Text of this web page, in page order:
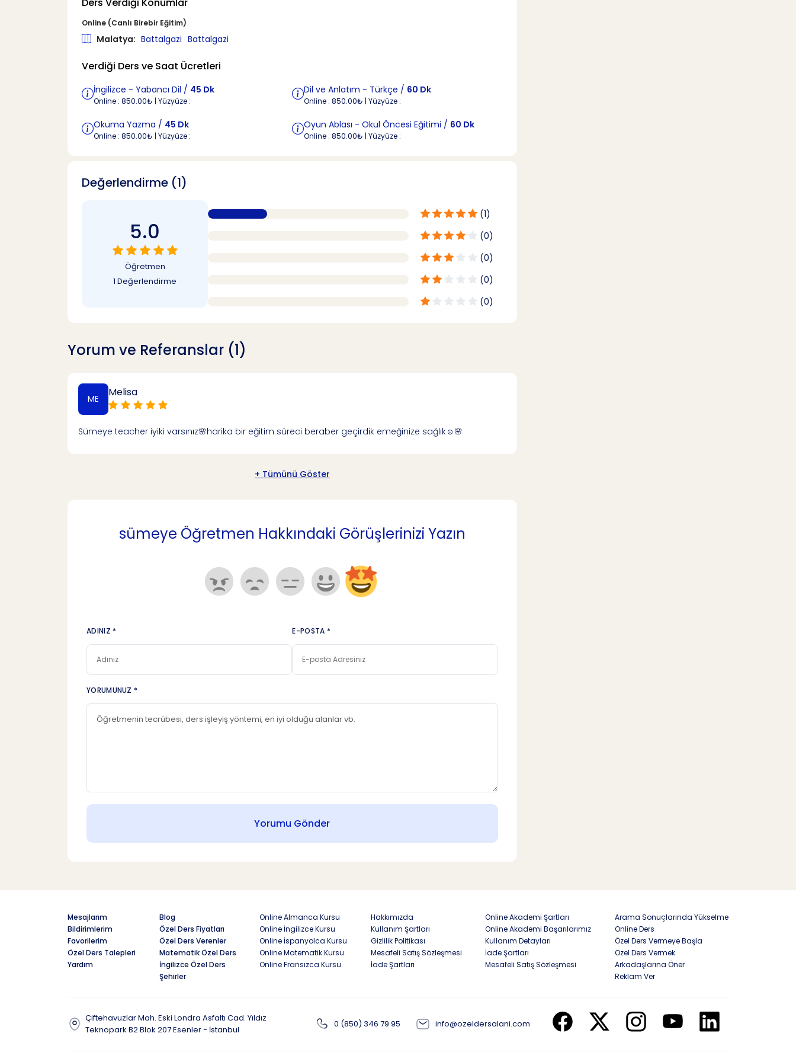
Online (Canlı Birebir Eğitim)
Malatya: Battalgazi Battalgazi
Verdiği Ders ve Saat Ücretleri
İngilizce - Yabancı Dil / 45 Dk
Online : 850.00₺ | Yüzyüze :
Dil ve Anlatım - Türkçe / 60 Dk
Online : 850.00₺ | Yüzyüze :
Okuma Yazma / 45 Dk
Online : 850.00₺ | Yüzyüze :
Oyun Ablası - Okul Öncesi Eğitimi / 60 Dk
Online : 850.00₺ | Yüzyüze :
Değerlendirme (1)
5.0
Öğretmen
1 Değerlendirme
(1)
(0)
(0)
(0)
(0)
Yorum ve Referanslar (1)
ME Melisa
Sümeye teacher iyiki varsınız🌸harika bir eğitim süreci beraber geçirdik emeğinize sağlık☺️🌸
+ Tümünü Göster
sümeye Öğretmen Hakkındaki Görüşlerinizi Yazın
ADINIZ * E-POSTA *
YORUMUNUZ *
Yorumu Gönder
Mesajlarım
Bildirimlerim
Favorilerim
Özel Ders Talepleri
Yardım
Blog
Özel Ders Fiyatları
Özel Ders Verenler
Matematik Özel Ders
İngilizce Özel Ders
Şehirler
Online Almanca Kursu
Online İngilizce Kursu
Online İspanyolca Kursu
Online Matematik Kursu
Online Fransızca Kursu
Hakkımızda
Kullanım Şartları
Gizlilik Politikası
Mesafeli Satış Sözleşmesi
İade Şartları
Online Akademi Şartları
Online Akademi Başarılarımız
Kullanım Detayları
İade Şartları
Mesafeli Satış Sözleşmesi
Arama Sonuçlarında Yükselme
Online Ders
Özel Ders Vermeye Başla
Özel Ders Vermek
Arkadaşlarına Öner
Reklam Ver
Çiftehavuzlar Mah. Eski Londra Asfaltı Cad. Yıldız
Teknopark B2 Blok 207 Esenler - İstanbul
0 (850) 346 79 95 info@ozeldersalani.com